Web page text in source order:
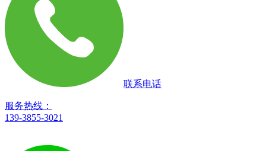
联系电话
服务热线：
139-3855-3021